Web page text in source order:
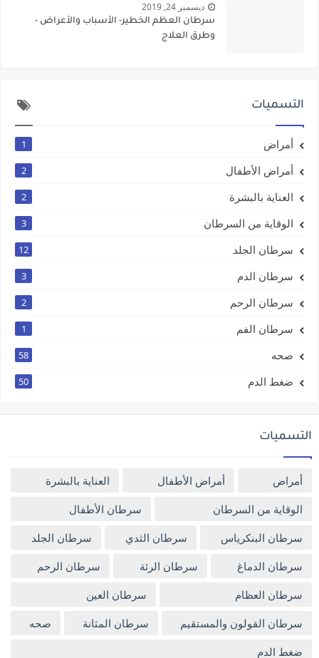
ديسمبر 24, 2019
سرطان العظم الخطير- الأسباب والأعراض -
وطرق العلاج
التسميات
أمراض 1
أمراض الأطفال 2
العناية بالبشرة 2
الوقاية من السرطان 3
سرطان الجلد 12
سرطان الدم 3
سرطان الرحم 2
سرطان الفم 1
صحه 58
ضغط الدم 50
التسميات
أمراض أمراض الأطفال
العناية بالبشرة
الوقاية من السرطان
سرطان الأطفال
سرطان البنكرياس
سرطان الثدي
سرطان الجلد
سرطان الدماغ
سرطان الرئة
سرطان الرحم
سرطان العظام
سرطان العين
سرطان القولون والمستقيم
سرطان المثانة
صحه
ضغط الدم